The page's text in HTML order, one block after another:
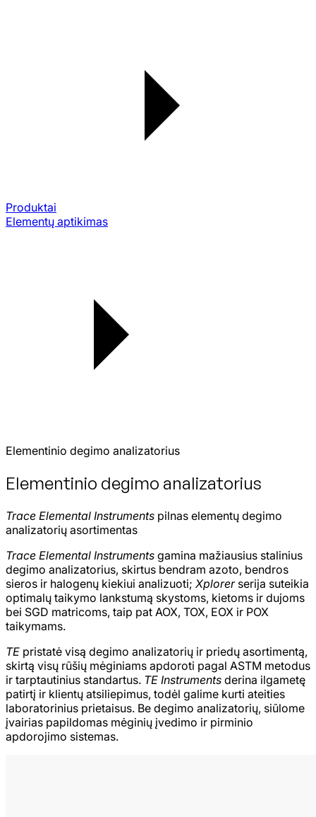
Produktai
Elementų aptikimas
Elementinio degimo analizatorius
Elementinio degimo analizatorius
Trace Elemental Instruments pilnas elementų degimo
analizatorių asortimentas
Trace Elemental Instruments gamina mažiausius stalinius
degimo analizatorius, skirtus bendram azoto, bendros
sieros ir halogenų kiekiui analizuoti; Xplorerserija suteikia
optimalų taikymo lankstumą skystoms, kietoms ir dujoms
bei SGD matricoms, taip pat AOX, TOX, EOX ir POX
taikymams.
TE pristatė visą degimo analizatorių ir priedų asortimentą,
skirtą visų rūšių mėginiams apdoroti pagal ASTM metodus
ir tarptautinius standartus. TE Instruments derina ilgametę
patirtį ir klientų atsiliepimus, todėl galime kurti ateities
laboratorinius prietaisus. Be degimo analizatorių, siūlome
įvairias papildomas mėginių įvedimo ir pirminio
apdorojimo sistemas.